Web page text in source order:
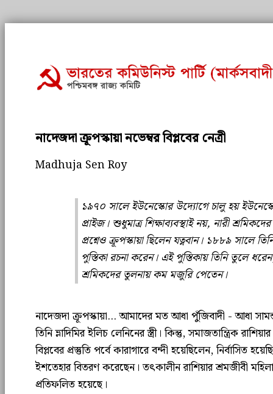
নাদেজদা ক্রূপস্কায়া নভেম্বর বিপ্লবের নেত্রী
Madhuja Sen Roy
১৯৭০ সালে ইউনেস্কোর উদ্যোগে চালু হয়
প্রাইজ। শুধুমাত্র শিক্ষাব্যবস্থাই নয়, নারী
প্রশ্নেও ক্রূপস্কায়া ছিলেন যত্নবান। ১৮৮৯ সালে
পুস্তিকা রচনা করেন। এই পুস্তিকায় তিনি তুলে
শ্রমিকদের তুলনায় কম মজুরি পেতেন।
নাদেজদা ক্রূপস্কায়া... আমাদের মত আধা পুঁজিবাদী - আধা
তিনি ভ্লাদিমির ইলিচ লেনিনের স্ত্রী। কিন্তু, সমাজতান্ত্রিক
বিপ্লবের প্রস্তুতি পর্বে কারাগারে বন্দী হয়েছিলেন, নির্বাসিত
ইশতেহার বিতরণ করেছেন। তৎকালীন রাশিয়ার শ্রমজীবী
প্রতিফলিত হয়েছে।